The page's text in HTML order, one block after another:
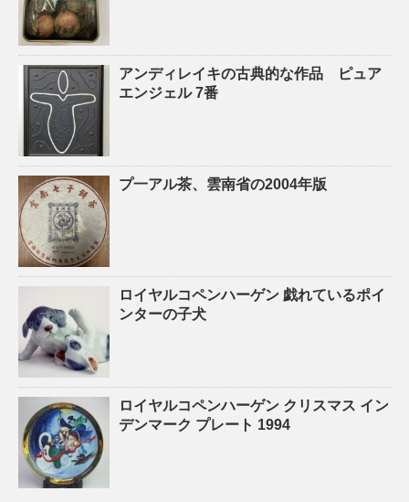
アンディレイキの古典的な作品 ピュア
エンジェル 7番
プ一アル茶、雲南省の2004年版
ロイヤルコペンハーゲン 戯れているポイ
ンターの子犬
ロイヤルコペンハーゲン クリスマス イン
デンマーク プレート 1994